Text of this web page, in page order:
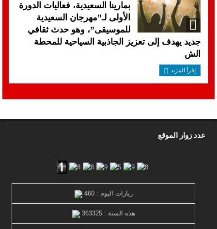
بمارينا السعيدية، فعاليات الدورة
الأولى لـ”مهرجان السعيدية
للموسيقى”، وهو حدث ثقافي
جديد يهدف إلى تعزيز الجاذبية السياحية للمحطة
الش
إقرأ المزيد
عدد زوار الموقع
زيارات اليوم : 460
هذه السنة : 363325